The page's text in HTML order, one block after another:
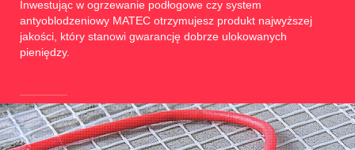
Inwestując w ogrzewanie podłogowe czy system
antyoblodzeniowy MATEC otrzymujesz produkt najwyższej
jakości, który stanowi gwarancję dobrze ulokowanych
pieniędzy.